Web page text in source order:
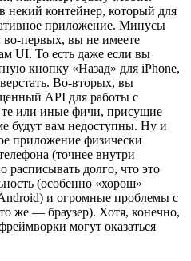
некий контейнер, который для
приложение. Минусы
первых, вы не имеете
UI. То есть даже если вы
кнопку «Назад» для iPhone,
Во-вторых, вы
API для работы с
или иные фичи, присущие
будут вам недоступны. Ну и
приложение физически
(точнее внутри
долго, что это
(особенно «хорош»
и огромные проблемы с
же — браузер). Хотя, конечно,
могут оказаться